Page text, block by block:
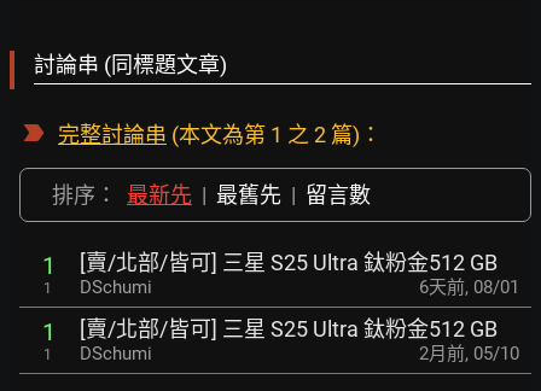
討論串 (同標題文章)
完整討論串 (本文為第 1 之 2 篇)：
排序： 最新先 | 最舊先 | 留言數
1
1
[賣/北部/皆可] 三星 S25 Ultra 鈦粉金512 GB
DSchumi 6天前, 08/01
1
1
[賣/北部/皆可] 三星 S25 Ultra 鈦粉金512 GB
DSchumi 2月前, 05/10